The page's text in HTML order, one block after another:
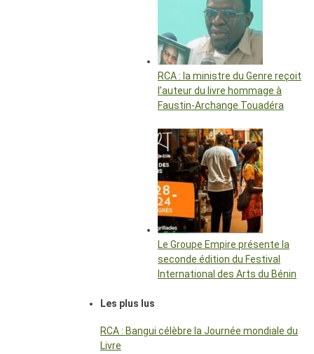
RCA : la ministre du Genre reçoit
l’auteur du livre hommage à
Faustin-Archange Touadéra
Le Groupe Empire présente la
seconde édition du Festival
International des Arts du Bénin
Les plus lus
RCA : Bangui célèbre la Journée mondiale du
Livre